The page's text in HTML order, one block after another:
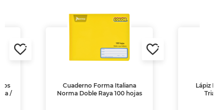
/
Cuaderno Forma Italiana
Norma Doble Raya 100 hojas
Lápiz